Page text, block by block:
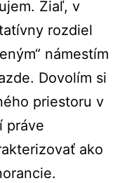
Žiaľ, v
rozdiel
námestím
Dovolím si
priestoru v
práve
ako